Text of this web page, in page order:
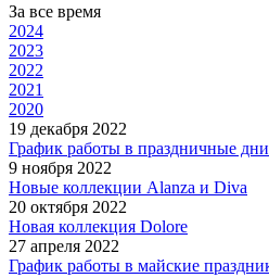
За все время
2024
2023
2022
2021
2020
19 декабря 2022
График работы в праздничные
9 ноября 2022
Новые коллекции Alanza и Diva
20 октября 2022
Новая коллекция Dolore
27 апреля 2022
График работы в майские